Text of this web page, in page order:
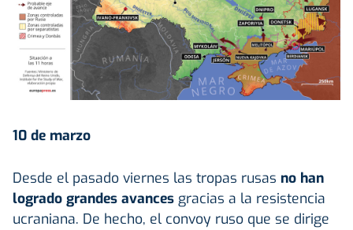
10 de marzo
Desde el pasado viernes las tropas rusas no han
logrado grandes avances gracias a la resistencia
ucraniana. De hecho, el convoy ruso que se dirige